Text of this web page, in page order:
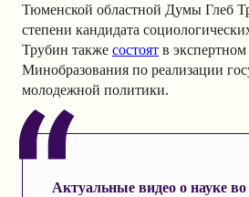
Тюменской областной Думы Глеб
степени кандидата
Трубин также состоят в экспертном
Минобразования по реализации
молодежной политики.
Актуальные видео о науке